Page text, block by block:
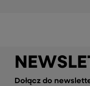
Dołącz do